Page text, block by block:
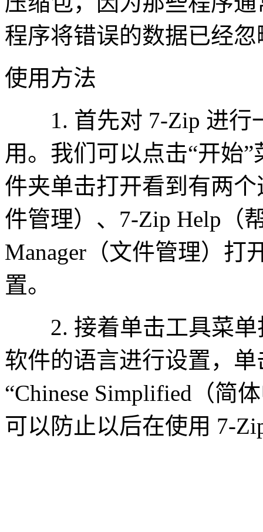
程序将错误的数据已经
使用方法
1. 首先对 7-Zip 进行
用。我们可以点击“开始
件夹单击打开看到有两个
件管理）、7-Zip Help（
Manager（文件管理）打
置。
2. 接着单击工具菜单
软件的语言进行设置，
“Chinese Simplified（简
可以防止以后在使用 7-